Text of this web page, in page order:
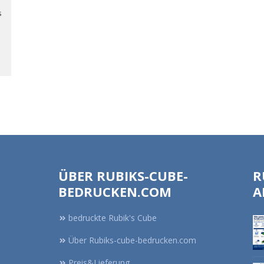
ÜBER RUBIKS-CUBE-
BEDRUCKEN.COM
bedruckte Rubik's Cube
Über Rubiks-cube-bedrucken.com